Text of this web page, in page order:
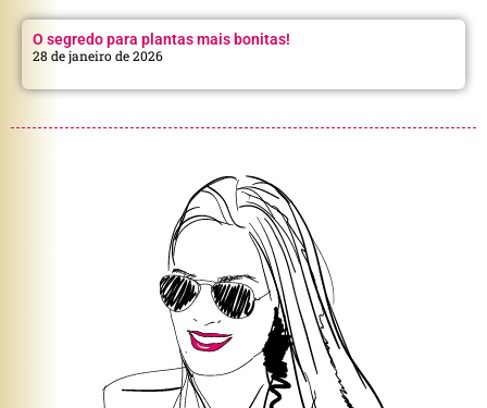
O segredo para plantas mais bonitas!
28 de janeiro de 2026